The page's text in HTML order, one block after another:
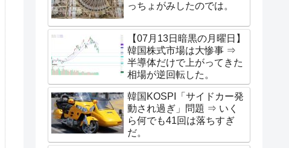
っちょがみしたのでは。
【07月13日暗黒の月曜日】
韓国株式市場は大惨事 ⇒
半導体だけで上がってきた
相場が逆回転した。
韓国KOSPI「サイドカー発
動され過ぎ」問題 ⇒ いく
ら何でも41回は落ちすぎ
だ。